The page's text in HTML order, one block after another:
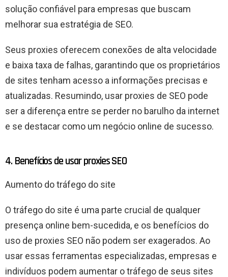
solução confiável para empresas que buscam
melhorar sua estratégia de SEO.
Seus proxies oferecem conexões de alta velocidade
e baixa taxa de falhas, garantindo que os proprietários
de sites tenham acesso a informações precisas e
atualizadas. Resumindo, usar proxies de SEO pode
ser a diferença entre se perder no barulho da internet
e se destacar como um negócio online de sucesso.
4. Benefícios de usar proxies SEO
Aumento do tráfego do site
O tráfego do site é uma parte crucial de qualquer
presença online bem-sucedida, e os benefícios do
uso de proxies SEO não podem ser exagerados. Ao
usar essas ferramentas especializadas, empresas e
indivíduos podem aumentar o tráfego de seus sites